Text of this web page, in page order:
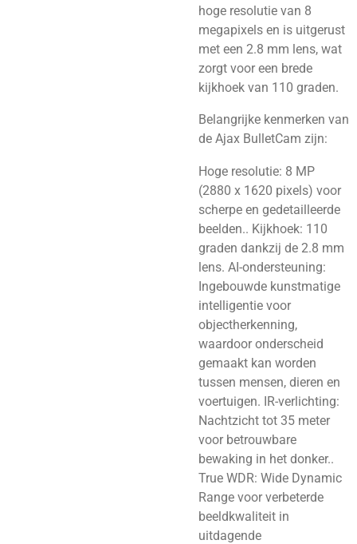
hoge resolutie van 8
megapixels en is uitgerust
met een 2.8 mm lens, wat
zorgt voor een brede
kijkhoek van 110 graden.
Belangrijke kenmerken van
de Ajax BulletCam zijn:
Hoge resolutie: 8 MP
(2880 x 1620 pixels) voor
scherpe en gedetailleerde
beelden.. Kijkhoek: 110
graden dankzij de 2.8 mm
lens. AI-ondersteuning:
Ingebouwde kunstmatige
intelligentie voor
objectherkenning,
waardoor onderscheid
gemaakt kan worden
tussen mensen, dieren en
voertuigen. IR-verlichting:
Nachtzicht tot 35 meter
voor betrouwbare
bewaking in het donker..
True WDR: Wide Dynamic
Range voor verbeterde
beeldkwaliteit in
uitdagende